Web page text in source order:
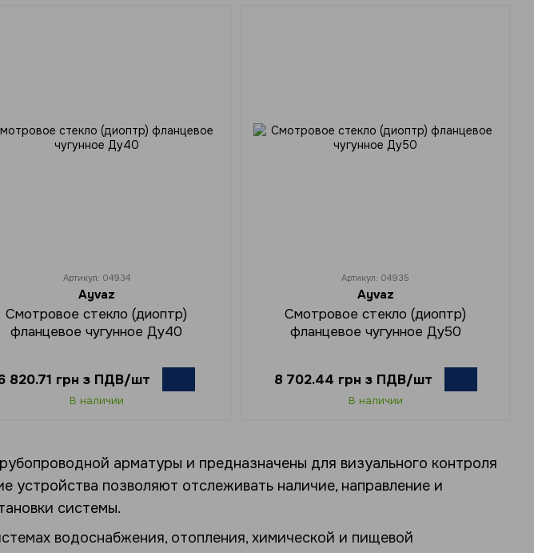
арматуры и предназначены для визуального контроля
устройства позволяют отслеживать наличие, направление и
системы.
водоснабжения, отопления, химической и пищевой
Артикул: 04934
Ayvaz
Смотровое стекло (диоптр)
фланцевое чугунное Ду40
820.71 грн з ПДВ/шт
В наличии
Артикул: 04935
Ayvaz
Смотровое стекло (диоптр)
фланцевое чугунное Ду50
8 702.44 грн з ПДВ/шт
В наличии